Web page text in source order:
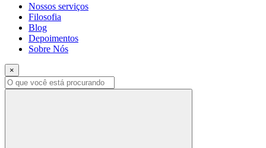
Nossos serviços
Filosofia
Blog
Depoimentos
Sobre Nós
×